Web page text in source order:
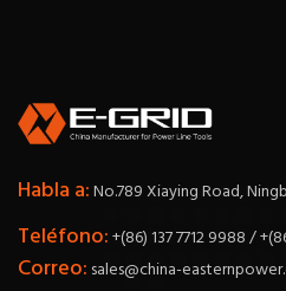
Habla a:No.789 Xiaying Road,
Teléfono:+(86) 137 7712 9988 /
Correo: sales@china-